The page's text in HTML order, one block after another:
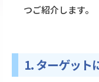
つご紹介します。
1. ターゲット